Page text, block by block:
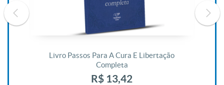
Livro Passos Para A Cura E Libertação
Completa
R$ 13,42